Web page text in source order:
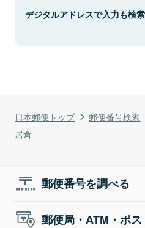
日本郵便トップ 郵便番号検索
居倉
デジタルアドレスで入力も検索
郵便番号を調べる
郵便局・ATM・ポ